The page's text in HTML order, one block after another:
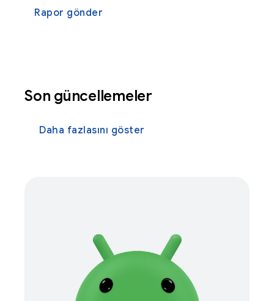
Rapor gönder
Son güncellemeler
Daha fazlasını göster